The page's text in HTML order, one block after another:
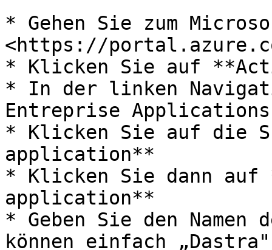
* Gehen Sie zum
<https://
* Klicken Sie auf
* In der linken
Entreprise Applications
* Klicken Sie auf die
application**
* Klicken Sie dann auf
application**
* Geben Sie den Namen
können einfach